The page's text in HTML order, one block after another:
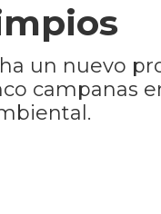
un nuevo
campanas